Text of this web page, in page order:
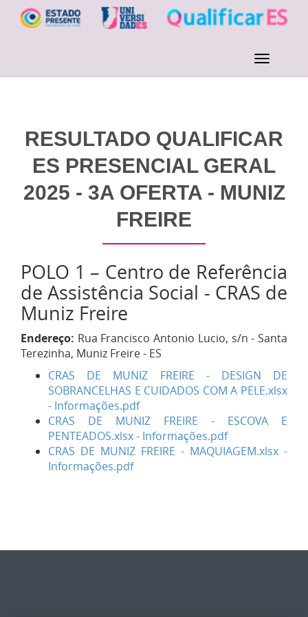
RESULTADO QUALIFICAR
ES PRESENCIAL GERAL
2025 - 3A OFERTA - MUNIZ
FREIRE
POLO 1 – Centro de Referência
de Assistência Social - CRAS de
Muniz Freire
Endereço: Rua Francisco Antonio Lucio, s/n - Santa
Terezinha, Muniz Freire - ES
CRAS DE MUNIZ FREIRE - DESIGN DE
SOBRANCELHAS E CUIDADOS COM A PELE.xlsx
- Informações.pdf
CRAS DE MUNIZ FREIRE - ESCOVA E
PENTEADOS.xlsx - Informações.pdf
CRAS DE MUNIZ FREIRE - MAQUIAGEM.xlsx -
Informações.pdf